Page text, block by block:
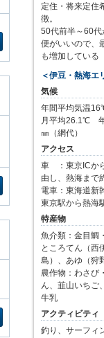
定住・将来定住
徴。
50代前半～60
便がいいので、
も増加している
＜伊豆・熱海エ
気候
年間平均気温
月平均26.1℃
㎜（網代）
アクセス
車 ：東京ICか
由し、熱海まで
電車：東海道新
東京駅から熱海
特産物
魚介類：金目鯛
ところてん（西
島）、あゆ（狩
農作物：わさび
ん、韮山いちご
牛乳
アクティビティ
釣り、サーフィ